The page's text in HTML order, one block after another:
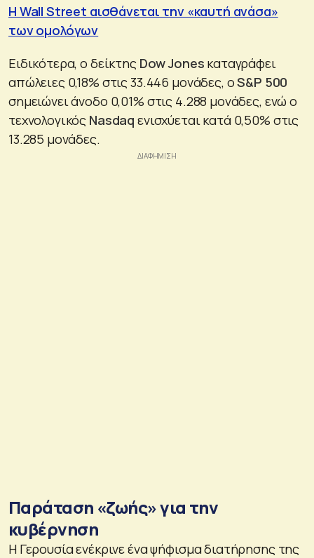
Η Wall Street αισθάνεται την «καυτή ανάσα»
των ομολόγων
Ειδικότερα, ο δείκτης Dow Jones καταγράφει
απώλειες 0,18% στις 33.446 μονάδες, οS&P 500
σημειώνει άνοδο 0,01% στις 4.288 μονάδες, ενώ ο
τεχνολογικός Nasdaq ενισχύεται κατά 0,50% στις
13.285 μονάδες.
Παράταση «ζωής» για την
κυβέρνηση
Η Γερουσία ενέκρινε ένα ψήφισμα διατήρησης της